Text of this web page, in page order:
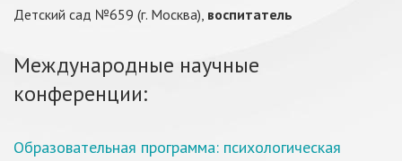
Детский сад №659 (г. Москва), воспитатель
Международные научные
конференции:
Образовательная программа: психологическая